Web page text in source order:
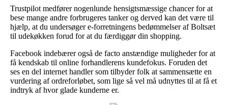
Trustpilot medfører nogenlunde hensigtsmæssige chancer for at
bese mange andre forbrugeres tanker og derved kan det være til
hjælp, at du undersøger e-forretningens bedømmelser af Boltsæt
til udekøkken forud for at du færdiggør din shopping.
Facebook indebærer også de facto anstændige muligheder for at
få kendskab til online forhandlerens kundefokus. Foruden det
ses en del internet handler som tilbyder folk at sammensætte en
vurdering af ordreforløbet, som lige så vel må udnyttes til at få et
indtryk af hvor glade kunderne er.